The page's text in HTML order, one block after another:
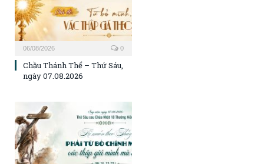
06/08/2026 0
Chầu Thánh Thể – Thứ Sáu,
ngày 07.08.2026